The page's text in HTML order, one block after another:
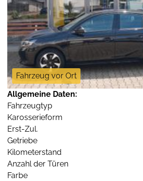
Fahrzeug vor Ort
Allgemeine Daten:
Fahrzeugtyp
Karosserieform
Erst-Zul.
Getriebe
Kilometerstand
Anzahl der Türen
Farbe